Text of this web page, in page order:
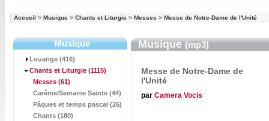
Accueil > Musique > Chants et Liturgie > Messes > Messe de Notre-Dame de l'Unité
Musique
Louange (416)
Chants et Liturgie (1115)
Messes (61)
Carême/Semaine Sainte (44)
Pâques et temps pascal (26)
Chants (180)
Musique(mp3)
Messe de Notre-Dame de
l'Unité
par Camera Vocis